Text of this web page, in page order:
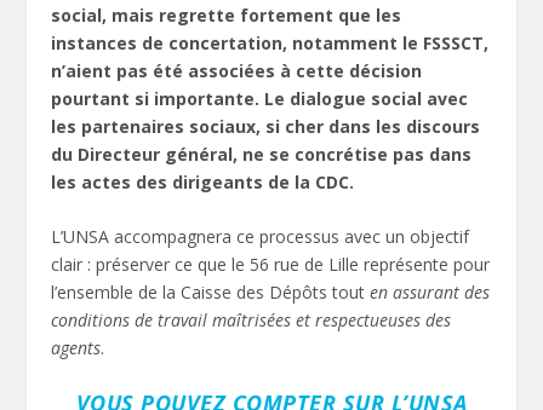
social, mais regrette fortement que les
instances de concertation, notamment le FSSSCT,
n’aient pas été associées à cette décision
pourtant si importante. Le dialogue social avec
les partenaires sociaux, si cher dans les discours
du Directeur général, ne se concrétise pas dans
les actes des dirigeants de la CDC.
L’UNSA accompagnera ce processus avec un objectif
clair : préserver ce que le 56 rue de Lille représente pour
l’ensemble de la Caisse des Dépôts touten assurant des
conditions de travail maîtrisées et respectueuses des
agents.
VOUS POUVEZ COMPTER SUR L’UNSA